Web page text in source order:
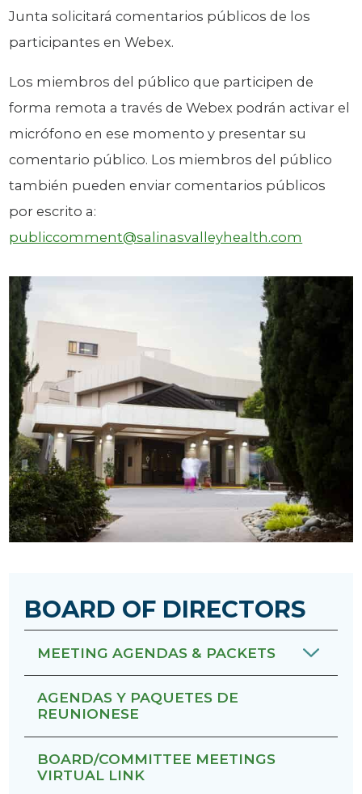
Junta solicitará comentarios públicos de los
participantes en Webex.
Los miembros del público que participen de
forma remota a través de Webex podrán activar el
micrófono en ese momento y presentar su
comentario público. Los miembros del público
también pueden enviar comentarios públicos
por escrito a:
publiccomment@salinasvalleyhealth.com
BOARD OF DIRECTORS
MEETING AGENDAS & PACKETS
AGENDAS Y PAQUETES DE
REUNIONESE
BOARD/COMMITTEE MEETINGS
VIRTUAL LINK